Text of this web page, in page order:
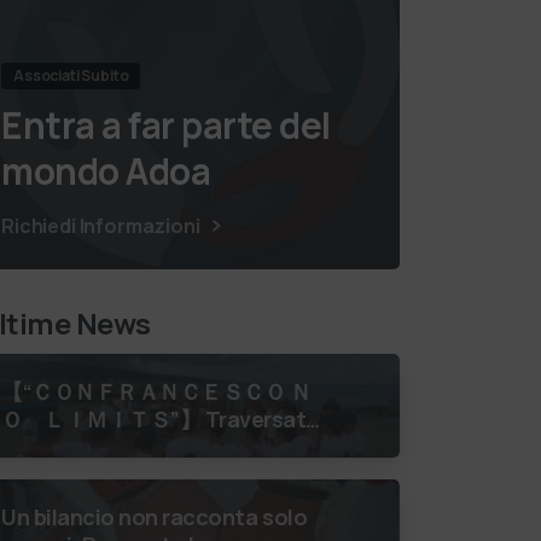
Associati Subito
Entra a far parte del
mondo Adoa
Richiedi Informazioni
News
【 “ＣＯＮＦＲＡＮＣＥＳＣＯ Ｎ
Ｏ ＬＩＭＩＴＳ”】 Traversata
luglio 2026 Uniti dallo stesso
orizzonte: nessun lim…
Un bilancio non racconta solo